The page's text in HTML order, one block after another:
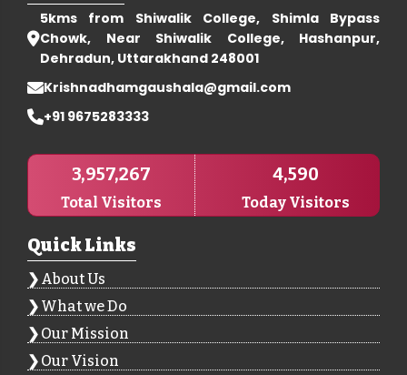
5kms from Shiwalik College, Shimla Bypass
Chowk, Near Shiwalik College, Hashanpur,
Dehradun, Uttarakhand 248001
Krishnadhamgaushala@gmail.com
+91 9675283333
3,957,267
Total Visitors
4,590
Today Visitors
Quick Links
About Us
What we Do
Our Mission
Our Vision